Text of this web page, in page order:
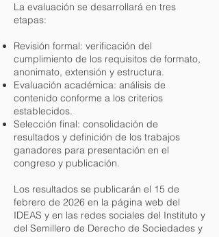
La evaluación se desarrollará en tres
etapas:
Revisión formal: verificación del
cumplimiento de los requisitos de formato,
anonimato, extensión y estructura.
Evaluación académica: análisis de
contenido conforme a los criterios
establecidos.
Selección final: consolidación de
resultados y definición de los trabajos
ganadores para presentación en el
congreso y publicación.
Los resultados se publicarán el 15 de
febrero de 2026 en la página web del
IDEAS y en las redes sociales del Instituto y
del Semillero de Derecho de Sociedades y